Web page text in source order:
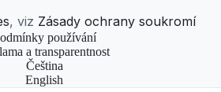
, viz Zásady ochrany soukromí
používání
a transparentnost
Čeština
English